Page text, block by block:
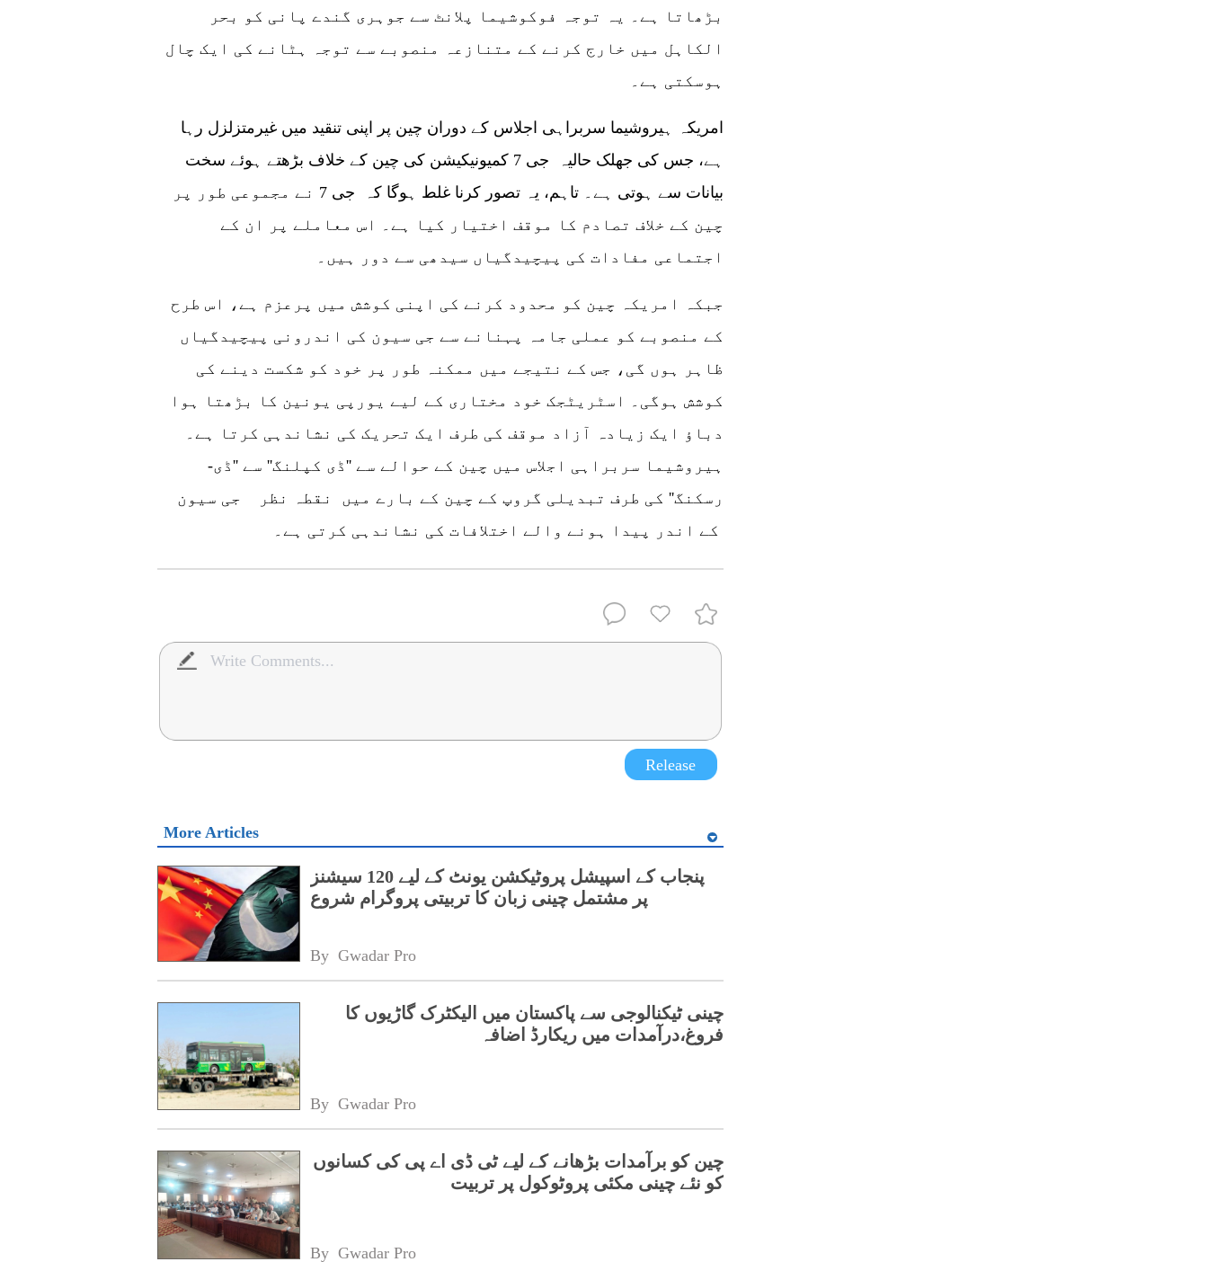
بڑھاتا ہے۔ یہ توجہ فوکوشیما پلانٹ سے جوہری گندے پانی کو بحر
الکاہل میں خارج کرنے کے متنازعہ منصوبے سے توجہ ہٹانے کی ایک چال
ہوسکتی ہے۔
ہے، جس کی جھلک حالیہ جی 7 کمیونیکیشن کی چین کے خلاف بڑھتے ہوئے سخت
بیانات سے ہوتی ہے۔ تاہم، یہ تصور کرنا غلط ہوگا کہ جی 7 نے مجموعی طور پر
چین کے خلاف تصادم کا موقف اختیار کیا ہے۔ اس معاملے پر ان کے
اجتماعی مفادات کی پیچیدگیاں سیدھی سے دور ہیں۔
جبکہ امریکہ چین کو محدود کرنے کی اپنی کوشش میں پرعزم ہے، اس طرح
کے منصوبے کو عملی جامہ پہنانے سے جی سیون کی اندرونی پیچیدگیاں
ظاہر ہوں گی، جس کے نتیجے میں ممکنہ طور پر خود کو شکست دینے کی
کوشش ہوگی۔ اسٹریٹجک خود مختاری کے لیے یورپی یونین کا بڑھتا ہوا
دباؤ ایک زیادہ آزاد موقف کی طرف ایک تحریک کی نشاندہی کرتا ہے۔
ہیروشیما سربراہی اجلاس میں چین کے حوالے سے ''ڈی کپلنگ'' سے ''ڈی-
رسکنگ'' کی طرف تبدیلی گروپ کے چین کے بارے میں نقطہ نظر جی سیون
کے اندر پیدا ہونے والے اختلافات کی نشاندہی کرتی ہے۔
Release
More Articles
پنجاب کے اسپیشل پروٹیکشن یونٹ کے لیے 120 سیشنز
پر مشتمل چینی زبان کا تربیتی پروگرام شروع
By Gwadar Pro
چینی ٹیکنالوجی سے پاکستان میں الیکٹرک گاڑیوں کا
فروغ،درآمدات میں ریکارڈ اضافہ
By Gwadar Pro
چین کو برآمدات بڑھانے کے لیے ٹی ڈی اے پی کی کسانوں
کو نئے چینی مکئی پروٹوکول پر تربیت
By Gwadar Pro